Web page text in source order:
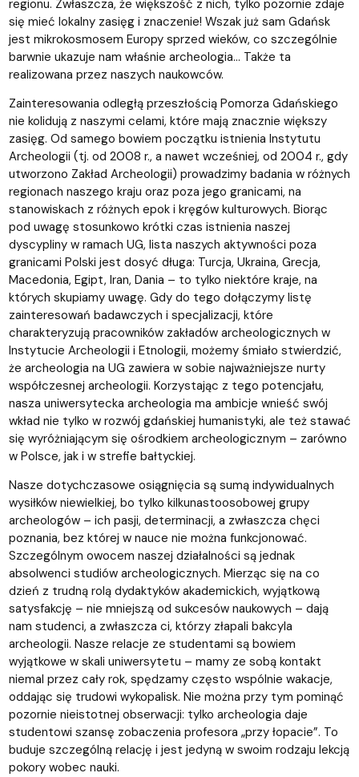
regionu. Zwłaszcza, że większość z nich, tylko pozornie zdaje
się mieć lokalny zasięg i znaczenie! Wszak już sam Gdańsk
jest mikrokosmosem Europy sprzed wieków, co szczególnie
barwnie ukazuje nam właśnie archeologia… Także ta
realizowana przez naszych naukowców.
Zainteresowania odległą przeszłością Pomorza Gdańskiego
nie kolidują z naszymi celami, które mają znacznie większy
zasięg. Od samego bowiem początku istnienia Instytutu
Archeologii (tj. od 2008 r., a nawet wcześniej, od 2004 r., gdy
utworzono Zakład Archeologii) prowadzimy badania w różnych
regionach naszego kraju oraz poza jego granicami, na
stanowiskach z różnych epok i kręgów kulturowych. Biorąc
pod uwagę stosunkowo krótki czas istnienia naszej
dyscypliny w ramach UG, lista naszych aktywności poza
granicami Polski jest dosyć długa: Turcja, Ukraina, Grecja,
Macedonia, Egipt, Iran, Dania – to tylko niektóre kraje, na
których skupiamy uwagę. Gdy do tego dołączymy listę
zainteresowań badawczych i specjalizacji, które
charakteryzują pracowników zakładów archeologicznych w
Instytucie Archeologii i Etnologii, możemy śmiało stwierdzić,
że archeologia na UG zawiera w sobie najważniejsze nurty
współczesnej archeologii. Korzystając z tego potencjału,
nasza uniwersytecka archeologia ma ambicje wnieść swój
wkład nie tylko w rozwój gdańskiej humanistyki, ale też stawać
się wyróżniającym się ośrodkiem archeologicznym – zarówno
w Polsce, jak i w strefie bałtyckiej.
Nasze dotychczasowe osiągnięcia są sumą indywidualnych
wysiłków niewielkiej, bo tylko kilkunastoosobowej grupy
archeologów – ich pasji, determinacji, a zwłaszcza chęci
poznania, bez której w nauce nie można funkcjonować.
Szczególnym owocem naszej działalności są jednak
absolwenci studiów archeologicznych. Mierząc się na co
dzień z trudną rolą dydaktyków akademickich, wyjątkową
satysfakcję – nie mniejszą od sukcesów naukowych – dają
nam studenci, a zwłaszcza ci, którzy złapali bakcyla
archeologii. Nasze relacje ze studentami są bowiem
wyjątkowe w skali uniwersytetu – mamy ze sobą kontakt
niemal przez cały rok, spędzamy często wspólnie wakacje,
oddając się trudowi wykopalisk. Nie można przy tym pominąć
pozornie nieistotnej obserwacji: tylko archeologia daje
studentowi szansę zobaczenia profesora „przy łopacie”. To
buduje szczególną relację i jest jedyną w swoim rodzaju lekcją
pokory wobec nauki.